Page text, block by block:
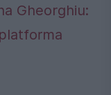
Gheorghiu: